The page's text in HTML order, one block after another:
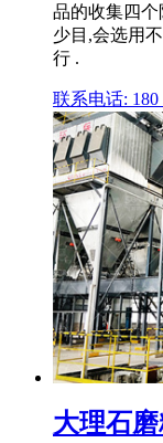
品的收集四
少目,会选用
行 .
联系电话: 180
大理石